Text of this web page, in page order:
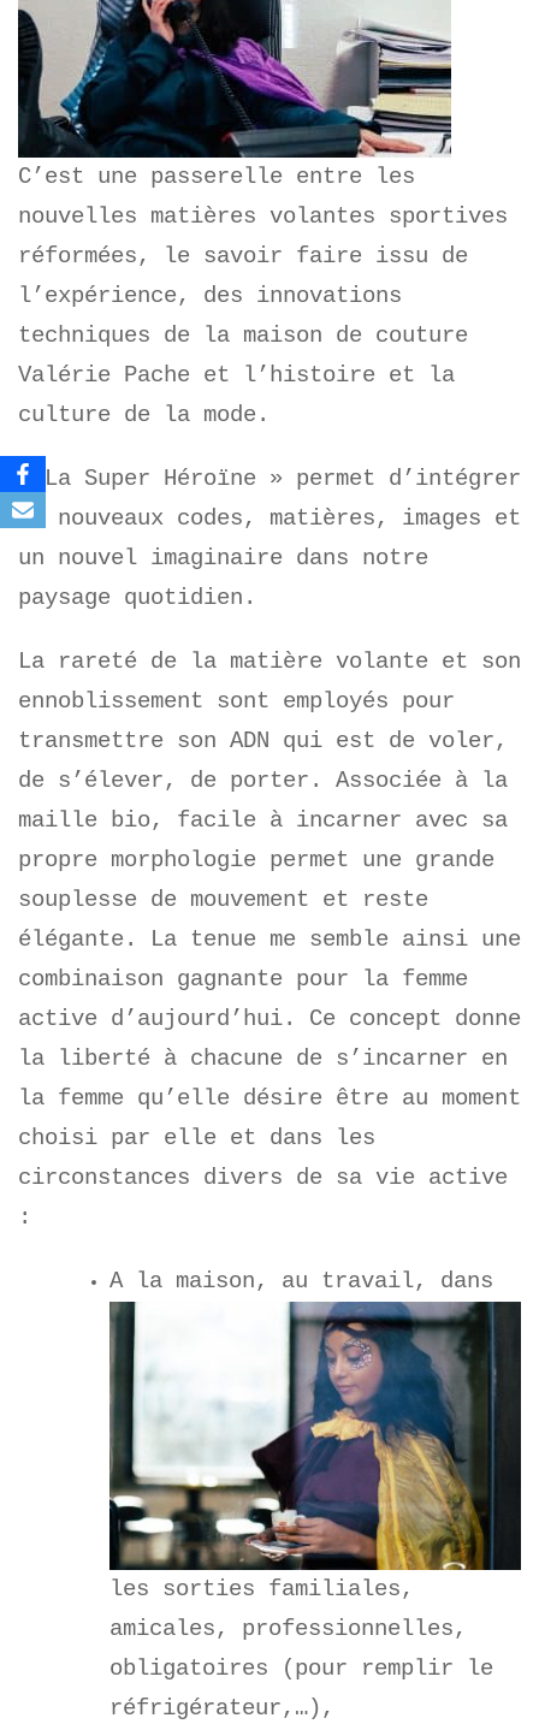
C’est une passerelle entre les
nouvelles matières volantes sportives
réformées, le savoir faire issu de
l’expérience, des innovations
techniques de la maison de couture
Valérie Pache et l’histoire et la
culture de la mode.
« La Super Héroïne » permet d’intégrer
de nouveaux codes, matières, images et
un nouvel imaginaire dans notre
paysage quotidien.
La rareté de la matière volante et son
ennoblissement sont employés pour
transmettre son ADN qui est de voler,
de s’élever, de porter. Associée à la
maille bio, facile à incarner avec sa
propre morphologie permet une grande
souplesse de mouvement et reste
élégante. La tenue me semble ainsi une
combinaison gagnante pour la femme
active d’aujourd’hui. Ce concept donne
la liberté à chacune de s’incarner en
la femme qu’elle désire être au moment
choisi par elle et dans les
circonstances divers de sa vie active
:
A la maison, au travail, dans
les sorties familiales,
amicales, professionnelles,
obligatoires (pour remplir le
réfrigérateur,…),